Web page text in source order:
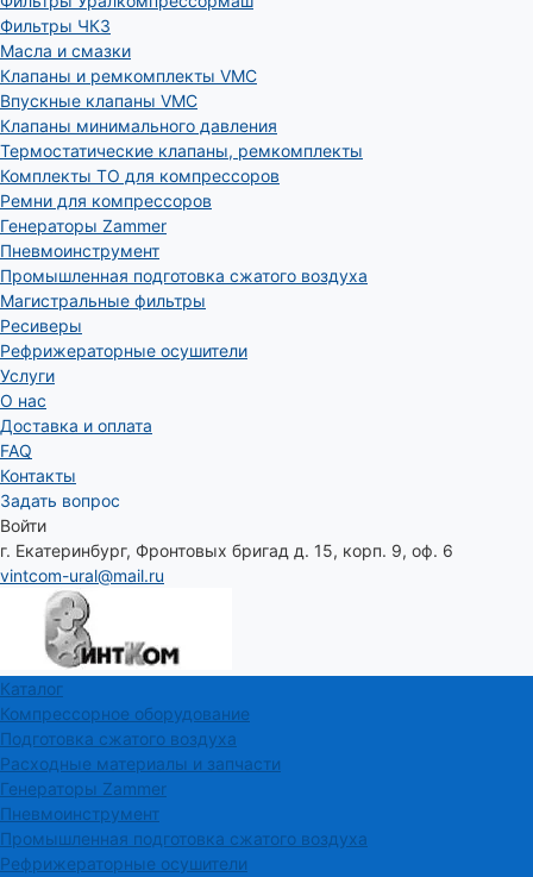
Фильтры ЧКЗ
Масла и смазки
Клапаны и ремкомплекты VMC
Впускные клапаны VMC
Клапаны минимального давления
Термостатические клапаны, ремкомплекты
Комплекты ТО для компрессоров
Ремни для компрессоров
Генераторы Zammer
Пневмоинструмент
Промышленная подготовка сжатого воздуха
Магистральные фильтры
Ресиверы
Рефрижераторные осушители
Услуги
О нас
Доставка и оплата
FAQ
Контакты
Задать вопрос
Войти
г. Екатеринбург, Фронтовых бригад д. 15, корп. 9, оф. 6
vintcom-ural@mail.ru
Каталог
Компрессорное оборудование
Подготовка сжатого воздуха
Расходные материалы и запчасти
Генераторы Zammer
Пневмоинструмент
Промышленная подготовка сжатого воздуха
Рефрижераторные осушители